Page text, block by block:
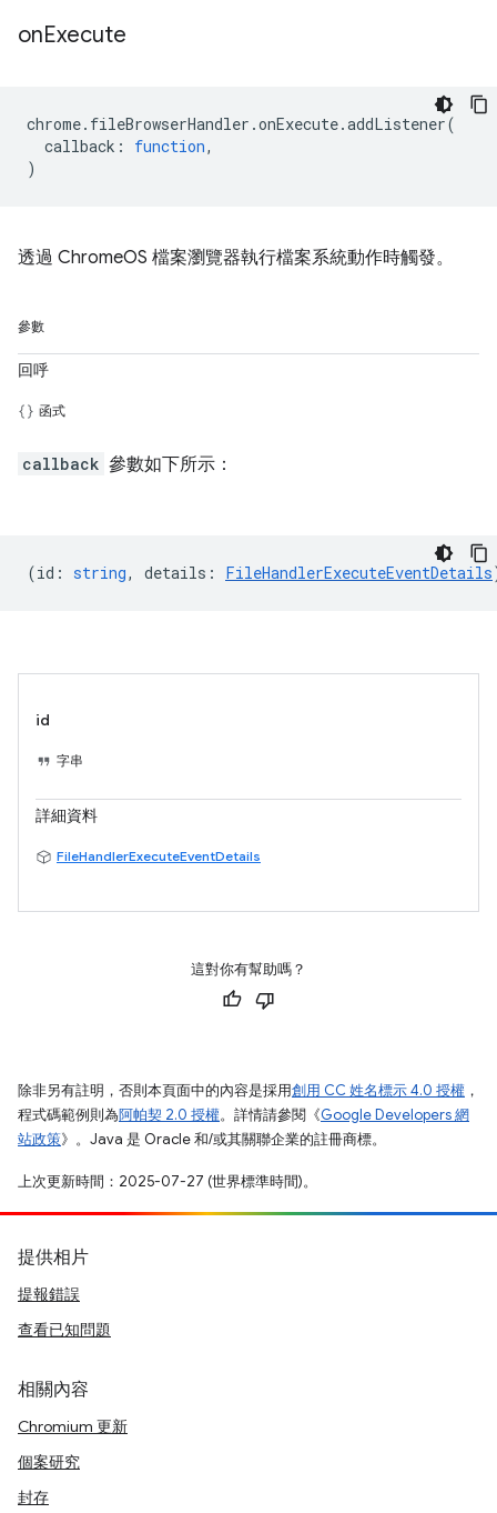
onExecute
chrome. fileBrowserHandler .onExecute.addListener(
callback : function,
)
透過 ChromeOS 檔案瀏覽器執行檔案系統動作時觸發。
參數
回呼
函式
callback 參數如下所示：
(id : string, details : FileHandlerExecuteEventDetails
id
字串
詳細資料
FileHandlerExecuteEventDetails
這對你有幫助嗎？
除非另有註明，否則本頁面中的內容是採用創用 CC 姓名標示 4.0 授權 ，
程式碼範例則為阿帕契 2.0 授權。詳情請參閱《Google Developers 網
站政策》。Java 是 Oracle 和/或其關聯企業的註冊商標。
上次更新時間：2025-07-27 (世界標準時間)。
提供相片
提報錯誤
查看已知問題
相關內容
Chromium 更新
個案研究
封存